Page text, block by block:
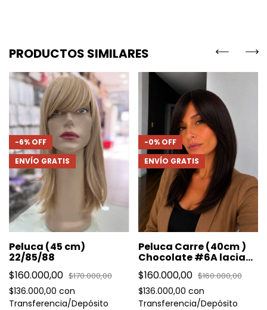
PRODUCTOS SIMILARES
-6% OFF
ENVÍO GRATIS
Peluca (45 cm)
22/85/88
$160.000,00 $170.000,00
$136.000,00 con
Transferencia/Depósito
-0% OFF
ENVÍO GRATIS
Peluca Carre (40cm )
Chocolate #6A lacia
con flequillo
$160.000,00 $160.000,00
$136.000,00 con
Transferencia/Depósito